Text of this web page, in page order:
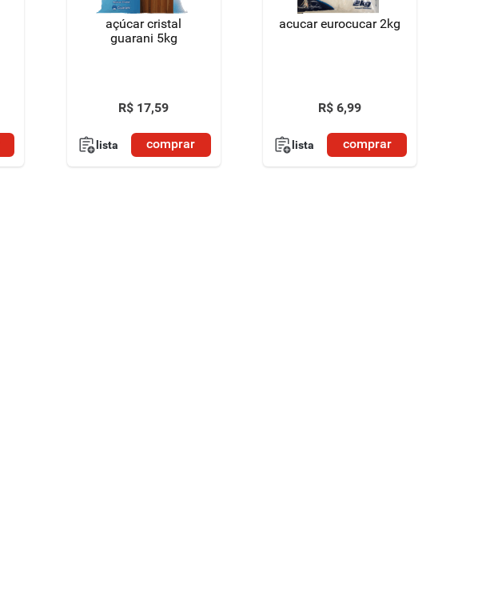
açúcar cristal
guarani 5kg
R$ 17,59
lista comprar
acucar eurocucar 2kg
R$ 6,99
lista comprar